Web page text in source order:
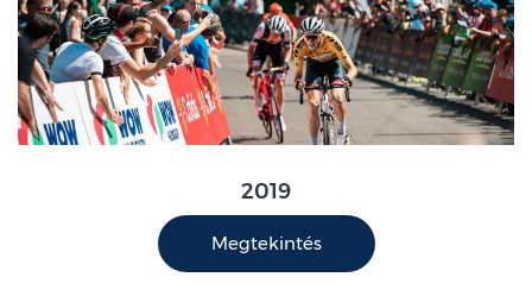
2019
Megtekintés